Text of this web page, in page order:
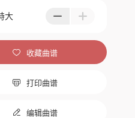
大  
 收藏曲谱
 打印曲谱
 编辑曲谱